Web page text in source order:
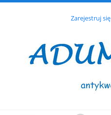
Zarejestruj się